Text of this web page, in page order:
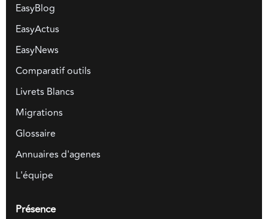
EasyBlog
EasyActus
EasyNews
Comparatif outils
Livrets Blancs
Migrations
Glossaire
Annuaires d'agenes
L'équipe
Présence